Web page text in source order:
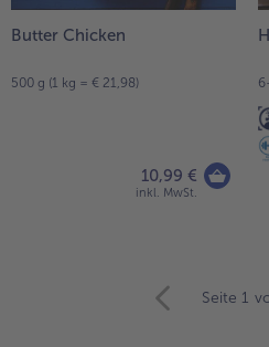
Butter Chicken
500 g (1 kg = € 21,98)
10,99 €
inkl. MwSt.
Seite 1